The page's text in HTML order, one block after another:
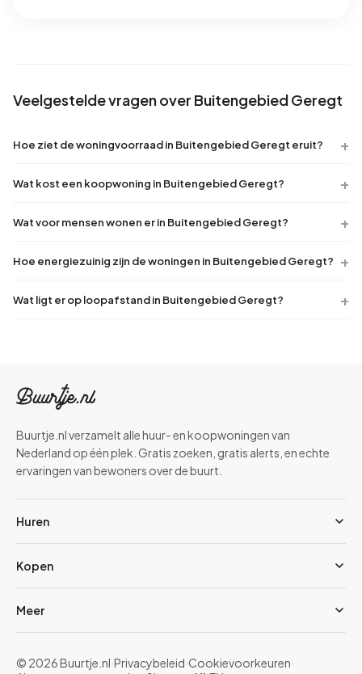
Veelgestelde vragen over Buitengebied Geregt
Hoe ziet de woningvoorraad in Buitengebied Geregt eruit?
Wat kost een koopwoning in Buitengebied Geregt?
Wat voor mensen wonen er in Buitengebied Geregt?
Hoe energiezuinig zijn de woningen in Buitengebied Geregt?
Wat ligt er op loopafstand in Buitengebied Geregt?
Buurtje.nl verzamelt alle huur- en koopwoningen van
Nederland op één plek. Gratis zoeken, gratis alerts, en echte
ervaringen van bewoners over de buurt.
Huren
Kopen
Meer
© 2026 Buurtje.nl·Privacybeleid·Cookievoorkeuren·